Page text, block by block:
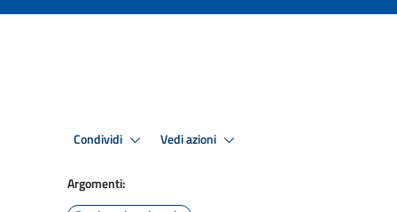
Condividi Vedi azioni
Argomenti: